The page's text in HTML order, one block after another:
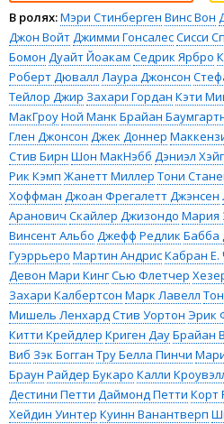
В ролях:Мэри Стинберген Винс Вон
Джон ВойтДжимми ГонсалесСисси
Бомон Дуайт Йоакам Седрик Ярбро
Роберт Дювалл Лаура Джонсон
Тейлор Джир Захари Гордан Кэти
МакГроуНой Манк Брайан
Глен Джонсон Джек Доннер
Стив Бирн Шон МакНэбб Дэниэл
Рик Кэмп Жанетт Миллер Тони
Хоффман Джоан Фрегалетт Джэнсен
Аранович Скайлер Джизондо Мария
Винсент Альбо Джефф Редлик Бабба
Гуэррьеро Мартин АндрисКабран
Девон Мари КингСью Флетчер
Захари Калбертсон Марк Лавелл
Мишель ЛенхардСтив Уортон Эрик
Китти Крейдлер Криген ДауБрайан
Виб Зэк Богган Тру Белла Пинчи
Браун Райдер Букаро Калли
Дестини Петти Даймонд Петти Корт
Хейдин Уинтер Куинн Ванантверп